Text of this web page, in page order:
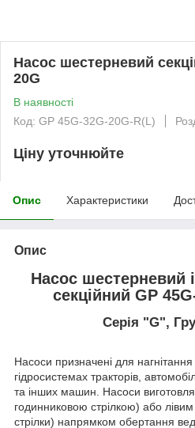
Насос шестерневий
20G
В наявності
Код: GP 45G-32G-20G-R(L)
Ціну уточнюйте
Опис Характеристики
Опис
Насос шестерневий
секційний GP
Серія "G",
Насоси призначені для
гідросистемах тракторів,
та інших машин. Насоси
годинниковою стрілкою) або
стрілки) напрямком обертання